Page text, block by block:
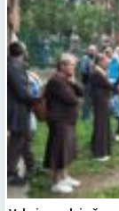
Valmieras